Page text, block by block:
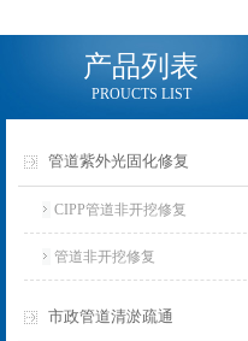
产品列表
PROUCTS LIST
管道紫外光固化修复
CIPP管道非开挖修复
管道非开挖修复
市政管道清淤疏通